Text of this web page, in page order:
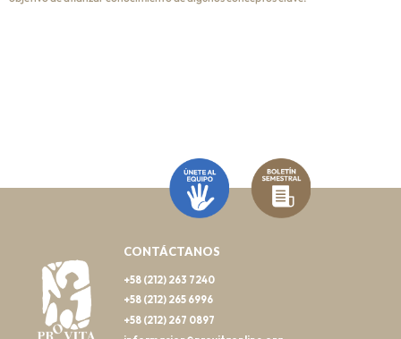
CONTÁCTANOS
+58 (212) 263 7240
+58 (212) 265 6996
+58 (212) 267 0897